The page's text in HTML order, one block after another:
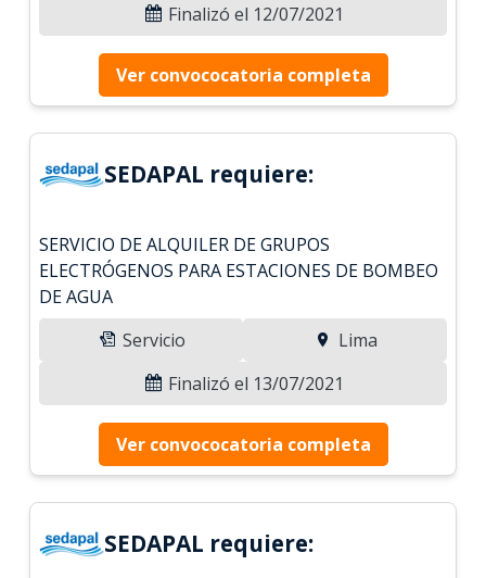
Finalizó el 12/07/2021
Ver convococatoria completa
SEDAPAL requiere:
SERVICIO DE ALQUILER DE GRUPOS
ELECTRÓGENOS PARA ESTACIONES DE BOMBEO
DE AGUA
Servicio
Lima
Finalizó el 13/07/2021
Ver convococatoria completa
SEDAPAL requiere: